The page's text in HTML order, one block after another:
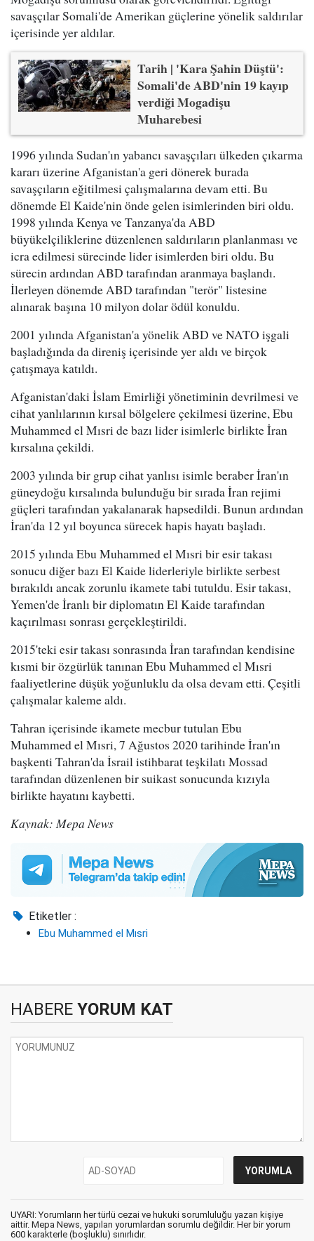
savaşçılar Somali'de Amerikan güçlerine yönelik saldırılar
içerisinde yer aldılar.
Tarih | 'Kara Şahin Düştü':
Somali'de ABD'nin 19 kayıp
verdiği Mogadişu
Muharebesi
1996 yılında Sudan'ın yabancı savaşçıları ülkeden çıkarma
kararı üzerine Afganistan'a geri dönerek burada
savaşçıların eğitilmesi çalışmalarına devam etti. Bu
dönemde El Kaide'nin önde gelen isimlerinden biri oldu.
1998 yılında Kenya ve Tanzanya'da ABD
büyükelçiliklerine düzenlenen saldırıların planlanması ve
icra edilmesi sürecinde lider isimlerden biri oldu. Bu
sürecin ardından ABD tarafından aranmaya başlandı.
İlerleyen dönemde ABD tarafından "terör" listesine
alınarak başına 10 milyon dolar ödül konuldu.
2001 yılında Afganistan'a yönelik ABD ve NATO işgali
başladığında da direniş içerisinde yer aldı ve birçok
çatışmaya katıldı.
Afganistan'daki İslam Emirliği yönetiminin devrilmesi ve
cihat yanlılarının kırsal bölgelere çekilmesi üzerine, Ebu
Muhammed el Mısri de bazı lider isimlerle birlikte İran
kırsalına çekildi.
2003 yılında bir grup cihat yanlısı isimle beraber İran'ın
güneydoğu kırsalında bulunduğu bir sırada İran rejimi
güçleri tarafından yakalanarak hapsedildi. Bunun ardından
İran'da 12 yıl boyunca sürecek hapis hayatı başladı.
2015 yılında Ebu Muhammed el Mısri bir esir takası
sonucu diğer bazı El Kaide liderleriyle birlikte serbest
bırakıldı ancak zorunlu ikamete tabi tutuldu. Esir takası,
Yemen'de İranlı bir diplomatın El Kaide tarafından
kaçırılması sonrası gerçekleştirildi.
2015'teki esir takası sonrasında İran tarafından kendisine
kısmi bir özgürlük tanınan Ebu Muhammed el Mısri
faaliyetlerine düşük yoğunluklu da olsa devam etti. Çeşitli
çalışmalar kaleme aldı.
Tahran içerisinde ikamete mecbur tutulan Ebu
Muhammed el Mısri, 7 Ağustos 2020 tarihinde İran'ın
başkenti Tahran'da İsrail istihbarat teşkilatı Mossad
tarafından düzenlenen bir suikast sonucunda kızıyla
birlikte hayatını kaybetti.
Kaynak: Mepa News
Etiketler :
Ebu Muhammed el Mısri
HABERE YORUM KAT
UYARI: Yorumların her türlü cezai ve hukuki sorumluluğu yazan kişiye
aittir. Mepa News, yapılan yorumlardan sorumlu değildir. Her bir yorum
600 karakterle (boşluklu) sınırlıdır.